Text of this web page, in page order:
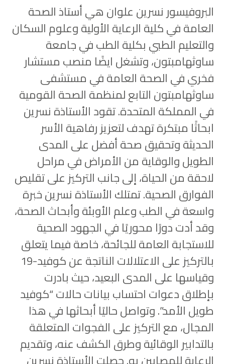
البروفيسور نسرين علوان هي أستاذ الصحة
العامة في كلية الرعاية الأولية وعلوم السكان
والتعليم الطبي بكلية الطب في جامعة
ساوثهامبتون، وتشغل ايضًا منصب مستشار
فخري في الصحة العامة في مستشفى
ساوثهامبتون التابع لمنظمة الصحة القومية
في المملكة المتحدة. تقود الأستاذة نسرين
ابحاثًا مبتكرة تهدف لتعزيز رفاهية الأسر
الحديثة وتحقيق صحة أفضل على المدى
الطويل والوقاية من الأمراض في مراحل
لاحقة من الحياة، إلى جانب التركيز على تقليص
الفوارق الصحية. تمتلك الأستاذة نسرين خبرة
واسعة في الطب وعلم الأوبئة وأبحاث الصحة،
وقد أدت دورًا محوريًا في الجهود الصحية
للاستجابة العامة للجائحة، خاصة فيما يتعلق
بالتركيز على الاعتلالات الناتجة عن كوفيد-19
وقياسها على المدى البعيد، حيث بادرت
بإطلاق دعوات احتساب بيانات حالات “كوفيد
طويل الأمد”. وتواصل حاليًا أبحاثها في هذا
المجال، مع التركيز على الفجوات المتعلقة
بالتدابير الوقائية وطرق الكشف عنه، وتقديم